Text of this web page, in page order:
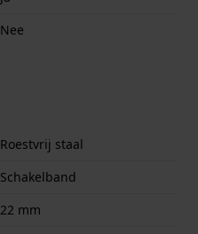
Nee
Roestvrij staal
Schakelband
22 mm